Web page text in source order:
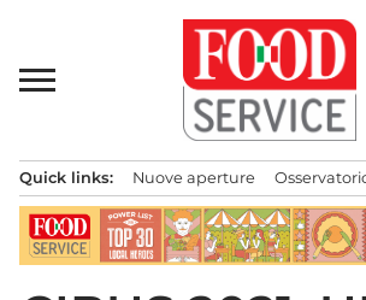
contenuto
principale
Quick links: Nuove aperture